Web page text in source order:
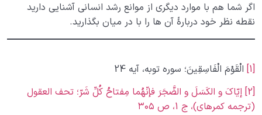
اگر شما هم با موارد دیگری از موانع رشد انسانی آشنایی دارید
نقطه نظر خود دربارۀ آن ها را با در میان بگذارید.
[1]
الْقَوْمَ الْفَاسِقِینَ؛ سوره توبه، آیه 24
[2]
إیّاکَ و الکَسَلَ و الضَّجَرَ فإنّهُما مِفتاحُ کُلِّ شَرّ؛ تحف العقول
(ترجمه کمره­ای)، ج 1، ص ۳۰۵